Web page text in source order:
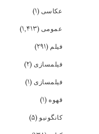
عکاسی (۱)
عمومی (۱,۴۱۳)
فیلم (۲۹۱)
فیلمسازی (۲)
فیلمسازی (۱)
قهوه (۱)
کانگونیو(۵)